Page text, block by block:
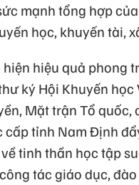
mạnh tổng hợp
học, khuyến tài,
hiệu quả phong
ký Hội Khuyến
Mặt trận Tổ quốc,
cấp tỉnh Nam Định
tinh thần học tập
tác giáo dục,